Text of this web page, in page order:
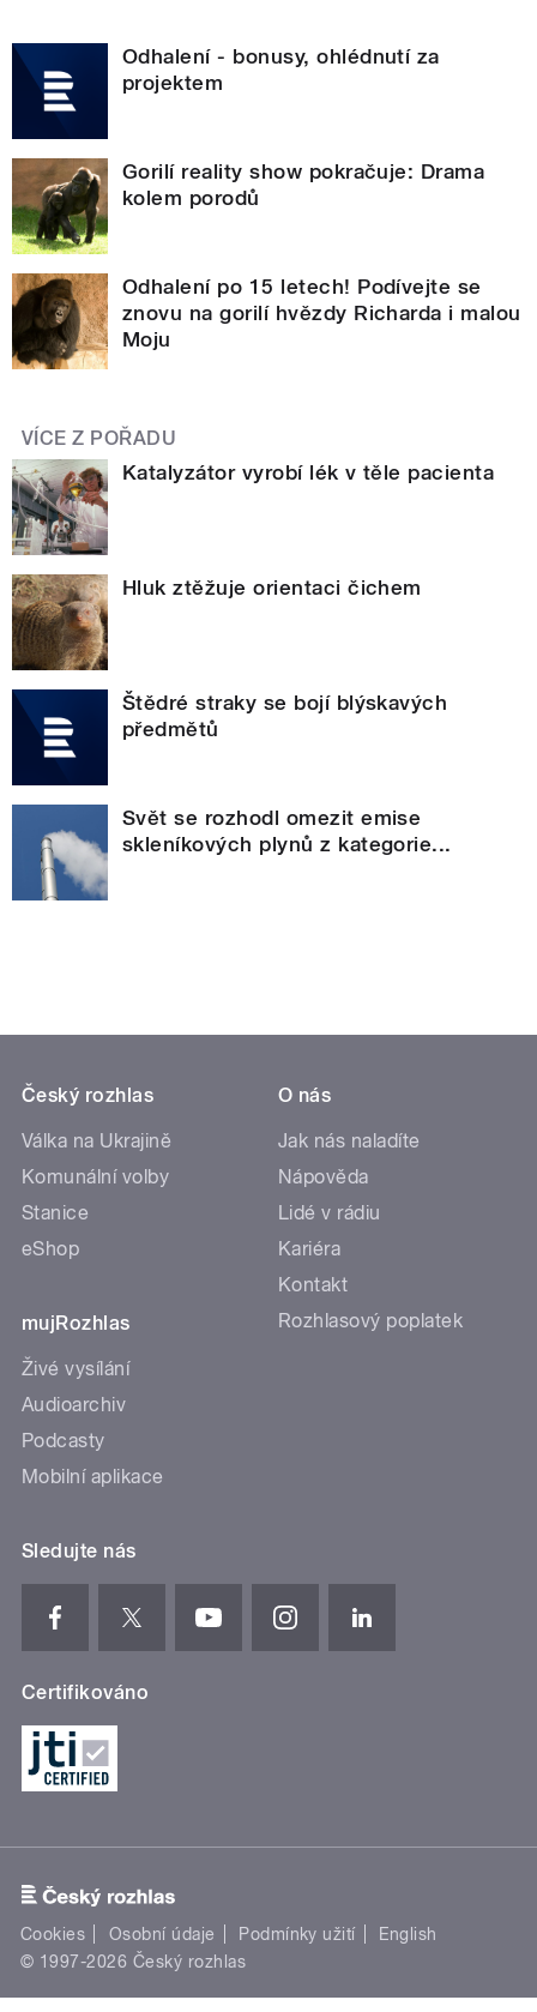
Odhalení - bonusy, ohlédnutí za
projektem
Gorilí reality show pokračuje: Drama
kolem porodů
Odhalení po 15 letech! Podívejte se
znovu na gorilí hvězdy Richarda i malou
Moju
VÍCE Z POŘADU
Katalyzátor vyrobí lék v těle pacienta
Hluk ztěžuje orientaci čichem
Štědré straky se bojí blýskavých
předmětů
Svět se rozhodl omezit emise
skleníkových plynů z kategorie...
Český rozhlas
Válka na Ukrajině
Komunální volby
Stanice
eShop
mujRozhlas
Živé vysílání
Audioarchiv
Podcasty
Mobilní aplikace
O nás
Jak nás naladíte
Nápověda
Lidé v rádiu
Kariéra
Kontakt
Rozhlasový poplatek
Sledujte nás
Certifikováno
Cookies Osobní údaje Podmínky užití
English
© 1997-2026 Český rozhlas